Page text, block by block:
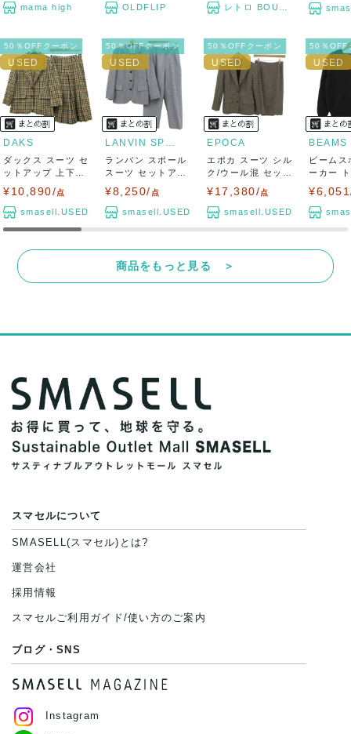
mama high OLDFLIP レトロ BOUTIQUE
50％OFFクーポン
DAKS
ダックス スーツ セ
ットアップ 上下セ
¥10,890/点
smasell.USED
50％OFFクーポン
LANVIN SPORT
ランバン スポール
スーツ セットアッ
¥8,250/ 点
smasell.USED
50％OFFクーポン
EPOCA
エポカ スーツ シル
ク/ウール混 セット
¥17,380/点
smasell.USED
50％OFF
BEAMS
ビーム
ーカー
商品をもっと見る ＞
スマセルについて
SMASELL(スマセル)とは?
運営会社
採用情報
スマセルご利用ガイド/使い方のご案内
ブログ・SNS
Instagram